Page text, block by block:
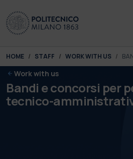
You are here:
HOME STAFF WORK WITH US
Work with us
Bandi e concorsi per
tecnico-